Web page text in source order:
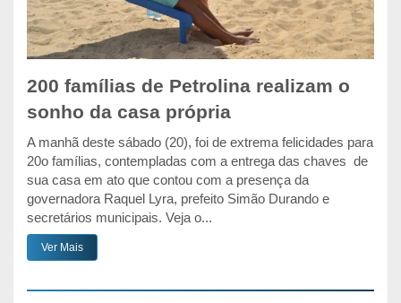
200 famílias de Petrolina realizam o
sonho da casa própria
A manhã deste sábado (20), foi de extrema felicidades para
20o famílias, contempladas com a entrega das chaves de
sua casa em ato que contou com a presença da
governadora Raquel Lyra, prefeito Simão Durando e
secretários municipais. Veja o...
Ver Mais